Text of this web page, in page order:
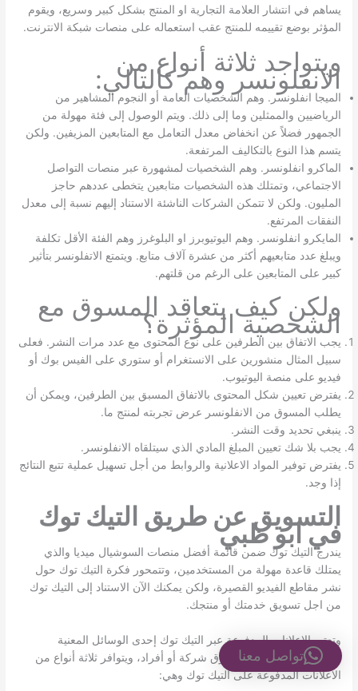
يساهم في انتشار العلامة التجارية او المنتج بشكل كبير وسريع، ويقوم
المؤثر بوضع تقييمه للمنتج عقب استعماله على منصات شبكة الانترنت.
ويتواجد ثلاثة أنواع من
الانفلونسر وهم كالتالي:
الميجا انفلونسر. وهم الشخصيات العامة أو النجوم المشاهير من
الرياضيين والممثلين وما إلى ذلك. ويتم الوصول إلى فئة مهولة من
الجمهور فضلاً عن انخفاض معدل التعامل مع المتابعين المزيفين. ولكن
يتسم هذا النوع بالتكاليف المرتفعة.
الماكرو انفلونسر. وهم الشخصيات لمشهورة عبر منصات التواصل
الاجتماعي، وتمتلك هذه الشخصيات متابعين يتخطى عددهم حاجز
المليون. ولكن لا تتمكن الشركات الناشئة الاستناد إليهم نسبة إلى معدل
النفقات المرتفع.
المايكرو انفلونسر. وهم اليوتيوبرز او البلوغرز وهم الفئة الأقل تكلفة
ويبلغ عدد متابعيهم أكثر من عشرة آلاف متابع. ويتمتع الاتفلونسر بتأثير
كبير على المتابعين على الرغم من قلتهم.
ولكن كيف يتعاقد المسوق مع
الشخصية المؤثرة؟
يجب الاتفاق بين الطرفين على نوع المحتوى مع عدد مرات النشر. فعلى
سبيل المثال منشورين على الانستغرام أو ستوري على الفيس بوك أو
فيديو على منصة اليوتيوب.
يفترض تعيين شكل المحتوى بالاتفاق المسبق بين الطرفين، ويمكن أن
يطلب المسوق من الانفلونسر عرض تجربته لمنتج ما.
ينبغي تحديد وقت النشر.
يجب بلا شك تعيين المبلغ المادي الذي سيتلقاه الانفلونسر.
يفترض توفير المواد الاعلانية والروابط من أجل تسهيل عملية تتبع النتائج
إذا وجد.
التسويق عن طريق التيك توك
في ابو ظبي
يندرج التيك توك ضمن قائمة أفضل منصات السوشيال ميديا والذي
يمتلك قاعدة مهولة من المستخدمين، وتتمحور فكرة التيك توك حول
نشر مقاطع الفيديو القصيرة، ولكن يمكنك الآن الاستناد إلى التيك توك
من اجل تسويق خدمتك أو منتجك.
وتعتبر الاعلانات المدفوعة عبر التيك توك إحدى الوسائل المعنية
بالتسويق سواء أكان المسوق شركة أو أفراد، ويتوافر ثلاثة أنواع من
الاعلانات المدفوعة على التيك توك وهي:
تواصل معنا